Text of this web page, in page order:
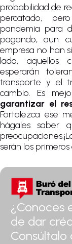
probabilidad de
percatado,
pandemia para
pagando, aun
empresa no han
lado, aquellos
esperarán
transporte y el
cambio. Es
garantizar el
Fortalezca ese
hágales saber
serán los
¿Conoces
de dar
Consúltalo